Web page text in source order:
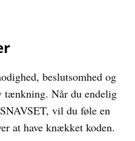
beslutsomhed og
tænkning. Når du endelig
vil du føle en
at have knækket koden.